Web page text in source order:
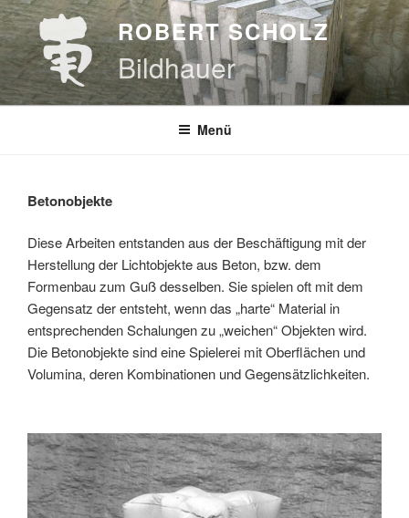
Zum
Inhalt
springen
ROBERT SCHOLZ
Bildhauer
Menü
Betonobjekte
Diese Arbeiten entstanden aus der Beschäftigung mit der
Herstellung der Lichtobjekte aus Beton, bzw. dem
Formenbau zum Guß desselben. Sie spielen oft mit dem
Gegensatz der entsteht, wenn das „harte“ Material in
entsprechenden Schalungen zu „weichen“ Objekten wird.
Die Betonobjekte sind eine Spielerei mit Oberflächen und
Volumina, deren Kombinationen und Gegensätzlichkeiten.